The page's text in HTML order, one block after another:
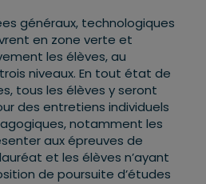
généraux, technologiques
en zone verte et
les élèves, au
niveaux. En tout état de
tous les élèves y seront
des entretiens individuels
notamment les
aux épreuves de
et les élèves n’ayant
de poursuite d’études